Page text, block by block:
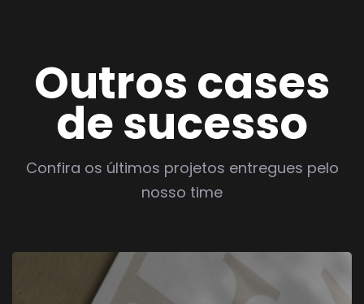
Outros cases
de sucesso
Confira os últimos projetos entregues pelo
nosso time